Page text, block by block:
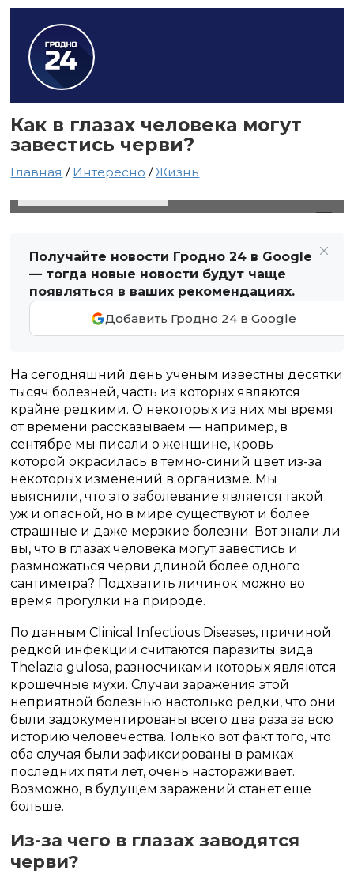
Как в глазах человека могут
завестись черви?
Главная / Интересно /Жизнь
Получайте новости Гродно 24 в Google
— тогда новые новости будут чаще
появляться в ваших рекомендациях.
Добавить Гродно 24 в Google
На сегодняшний день ученым известны десятки
тысяч болезней, часть из которых являются
крайне редкими. О некоторых из них мы время
от времени рассказываем — например, в
сентябре мы писали о женщине, кровь
которой окрасилась в темно-синий цвет из-за
некоторых изменений в организме. Мы
выяснили, что это заболевание является такой
уж и опасной, но в мире существуют и более
страшные и даже мерзкие болезни. Вот знали ли
вы, что в глазах человека могут завестись и
размножаться черви длиной более одного
сантиметра? Подхватить личинок можно во
время прогулки на природе.
По данным Clinical Infectious Diseases, причиной
редкой инфекции считаются паразиты вида
Thelazia gulosa, разносчиками которых являются
крошечные мухи. Случаи заражения этой
неприятной болезнью настолько редки, что они
были задокументированы всего два раза за всю
историю человечества. Только вот факт того, что
оба случая были зафиксированы в рамках
последних пяти лет, очень настораживает.
Возможно, в будущем заражений станет еще
больше.
Из-за чего в глазах заводятся
черви?